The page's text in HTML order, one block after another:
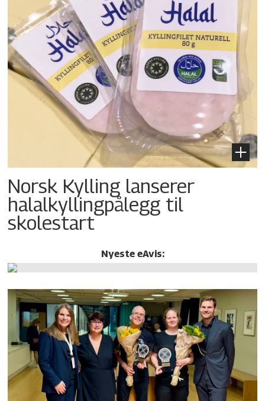
Norsk Kylling lanserer
halalkylling­pålegg til
skolestart
Nyeste eAvis: